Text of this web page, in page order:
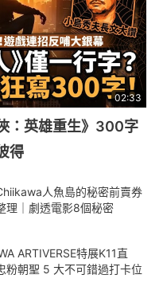
02:33
：英雄重生》300字
得
人魚島的秘密前賣券
理｜劇透電影8個秘密
ARTIVERSE特展K11直
粉朝聖 5 大不可錯過打卡位